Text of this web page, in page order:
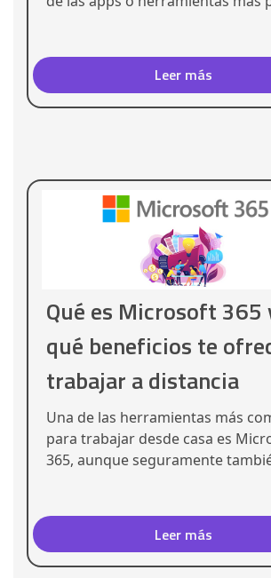
Leer más
Qué es Microsoft 365
qué beneficios te
trabajar a distancia
Una de las herramientas más
para trabajar desde casa es
365, aunque seguramente
Leer más